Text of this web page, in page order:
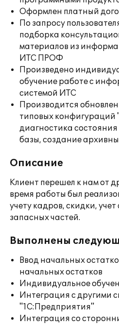
Оформлен платный
По запросу
подборка
материалов из
ИТС ПРОФ
Произведено
обучение работе с
системой ИТС
Производится
типовых конфигураций
диагностика
базы, создание
Описание
Клиент перешел к нам от
время работы был
учету кадров, скидки,
запасных частей.
Выполнены
Ввод начальных
начальных остатков
Индивидуальное
Интеграция с другими
"1С:Предприятия"
Интеграция со